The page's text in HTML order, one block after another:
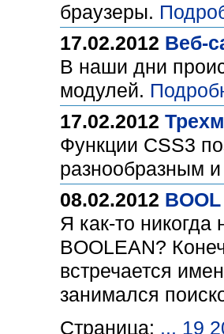
браузеры.
17.02.2012 Веб-
В наши дни
модулей.
17.02.2012
Функции CSS3
разнообразным
08.02.2012
Я как-то
BOOLEAN?
встречается
занимался
Страница: ... 19